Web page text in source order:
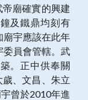
廟確實的興建
及鐵鼎均刻有
廟宇應該在此年
委員會管轄。武
。正中供奉關
、文昌、朱立
曾於2010年進